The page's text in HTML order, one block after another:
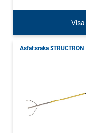
Visa
Asfaltsraka STRUCTRON